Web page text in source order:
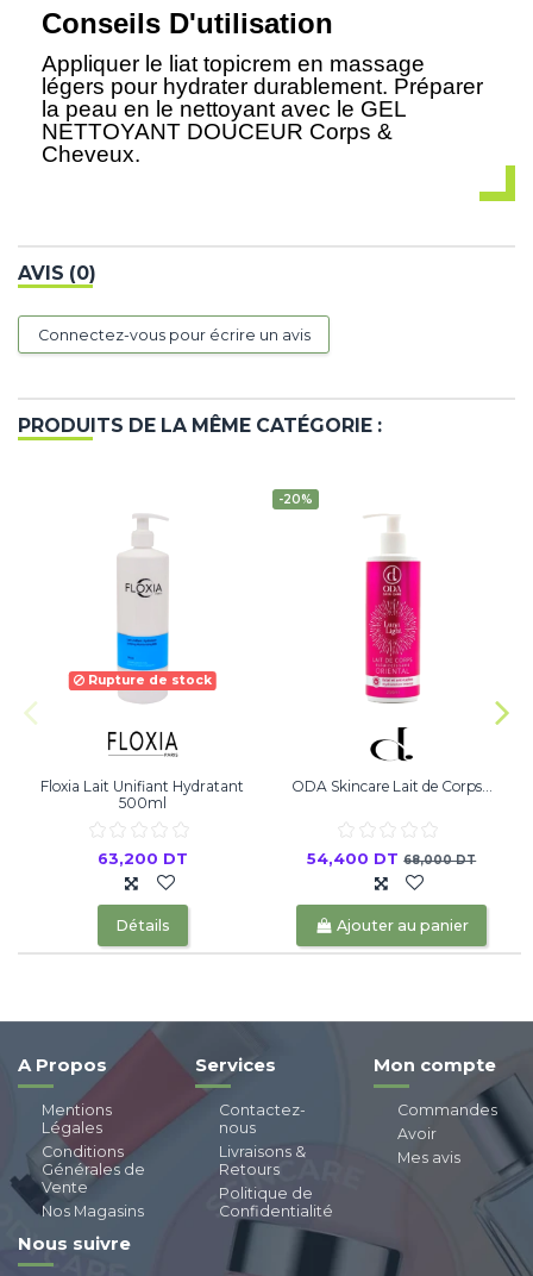
Conseils D'utilisation
Appliquer le liat topicrem en massage
légers pour hydrater durablement. Préparer
la peau en le nettoyant avec le GEL
NETTOYANT DOUCEUR Corps &
Cheveux.
AVIS (0)
Connectez-vous pour écrire un avis
PRODUITS DE LA MÊME CATÉGORIE :
Rupture de stock
Floxia Lait Unifiant Hydratant
500ml
63,200 DT
Détails
-20%
ODA Skincare Lait de Corps...
54,400 DT68,000 DT
Ajouter au panier
A Propos
Mentions
Légales
Conditions
Générales de
Vente
Nos Magasins
Services
Contactez-
nous
Livraisons &
Retours
Politique de
Confidentialité
Mon compte
Commandes
Avoir
Mes avis
Nous suivre